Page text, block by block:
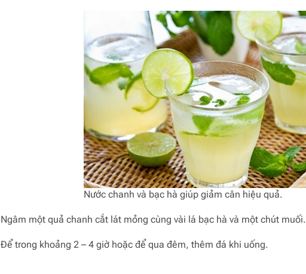
Nước chanh và bạc hà giúp giảm cân hiệu quả.
Ngâm một quả chanh cắt lát mỏng cùng vài lá bạc hà và một chút muối.
Để trong khoảng 2 – 4 giờ hoặc để qua đêm, thêm đá khi uống.